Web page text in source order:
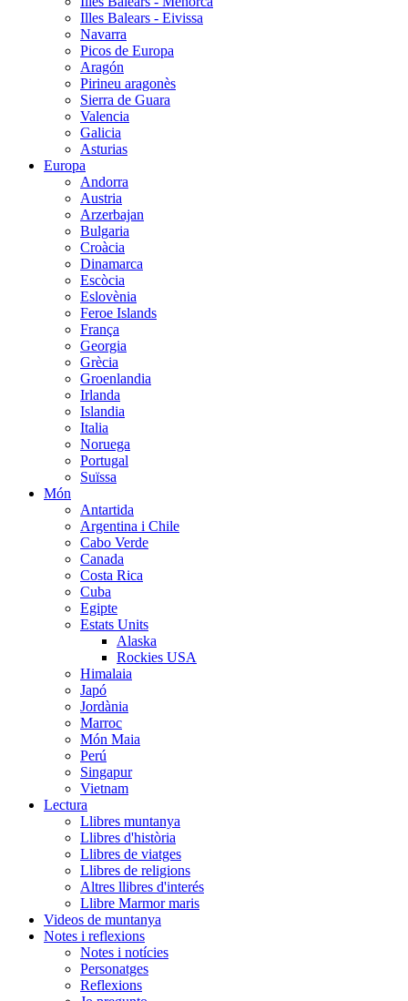
Illes Balears - Eivissa
Navarra
Picos de Europa
Aragón
Pirineu aragonès
Sierra de Guara
Valencia
Galicia
Asturias
Europa
Andorra
Austria
Arzerbajan
Bulgaria
Croàcia
Dinamarca
Escòcia
Eslovènia
Feroe Islands
França
Georgia
Grècia
Groenlandia
Irlanda
Islandia
Italia
Noruega
Portugal
Suïssa
Món
Antartida
Argentina i Chile
Cabo Verde
Canada
Costa Rica
Cuba
Egipte
Estats Units
Alaska
Rockies USA
Himalaia
Japó
Jordània
Marroc
Món Maia
Perú
Singapur
Vietnam
Lectura
Llibres muntanya
Llibres d'història
Llibres de viatges
Llibres de religions
Altres llibres d'interés
Llibre Marmor maris
Videos de muntanya
Notes i reflexions
Notes i notícies
Personatges
Reflexions